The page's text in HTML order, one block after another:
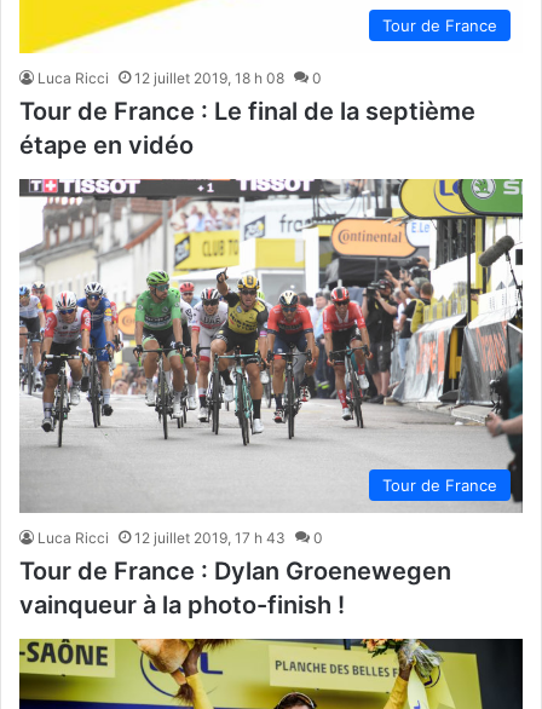
Tour de France
Luca Ricci 12 juillet 2019, 18 h 08 0
Tour de France : Le final de la septième
étape en vidéo
Tour de France
Luca Ricci 12 juillet 2019, 17 h 43 0
Tour de France : Dylan Groenewegen
vainqueur à la photo-finish !